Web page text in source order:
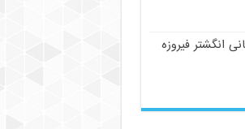
انگشتر فیروزه